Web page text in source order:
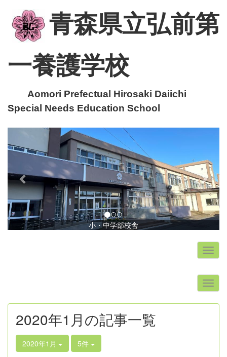
青森県立弘前第
一養護学校
Aomori Prefectual Hirosaki Daiichi
Special Needs Education School
小・中学部校舎
r
v
i
o
u
s
x
t
2020年1月の記事一覧
2020年1月 5件